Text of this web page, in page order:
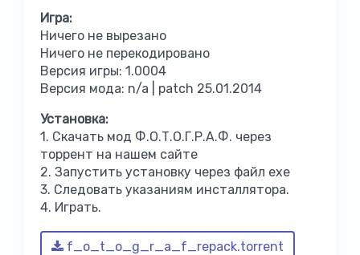
Игра:
Ничего не вырезано
Ничего не перекодировано
Версия игры: 1.0004
Версия мода: n/a | patch 25.01.2014
Установка:
1. Скачать мод Ф.О.Т.О.Г.Р.А.Ф. через
торрент на нашем сайте
2. Запустить установку через файл exe
3. Следовать указаниям инсталлятора.
4. Играть.
f_o_t_o_g_r_a_f_repack.torrent